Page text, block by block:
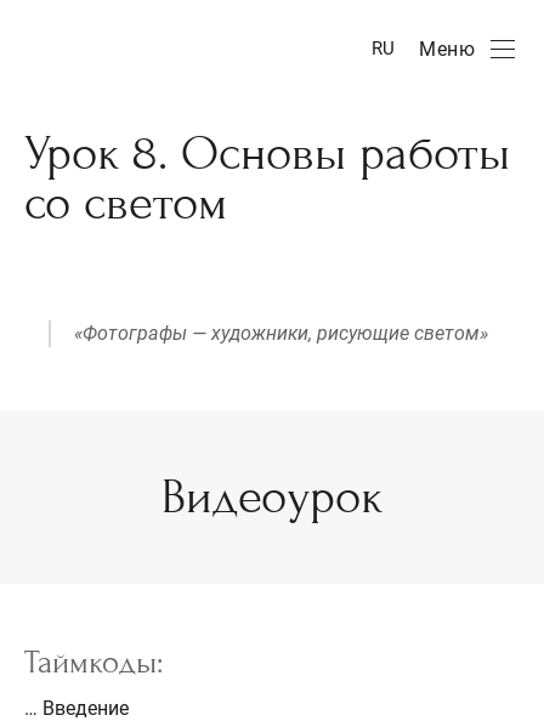
RU Меню
Урок 8. Основы работы
со светом
«Фотографы — художники, рисующие светом»
Видеоурок
Таймкоды:
… Введение